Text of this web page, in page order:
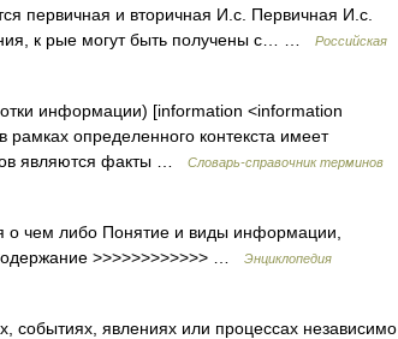
первичная и вторичная И.с. Первичная И.с.
к рые могут быть получены с… …
Российская
информации) [information <information
определенного контекста имеет
являются факты …
Словарь-справочник терминов
чем либо Понятие и виды информации,
>>>>>>>>>>>> …
Энциклопедия
событиях, явлениях или процессах независимо